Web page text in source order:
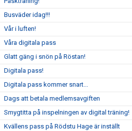
Busväder idag!!!
Vår i luften!
Våra digitala pass
Glatt gäng i snön på Röstan!
Digitala pass!
Digitala pass kommer snart...
Dags att betala medlemsavgiften
Smygtitta på inspelningen av digital träning!
Kvällens pass på Rödstu Hage är inställt